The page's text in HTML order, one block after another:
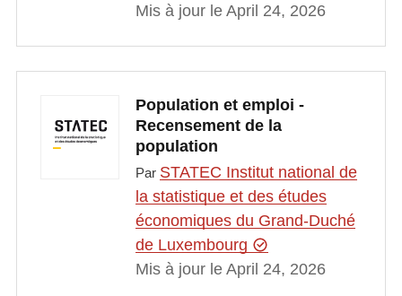
Mis à jour le April 24, 2026
Population et emploi -
Recensement de la
population
Par STATEC Institut national de
la statistique et des études
économiques du Grand-Duché
de Luxembourg
Mis à jour le April 24, 2026